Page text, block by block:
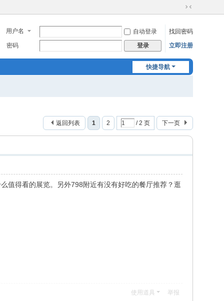
切
到
窄
用户名 自动登录
找回密码
密码
登录 立即注册
快捷导航
1 2 / 2 页 下一页
返回列表
值得看的展览。另外798附近有没有好吃的餐厅推荐？逛
使用道具 举报